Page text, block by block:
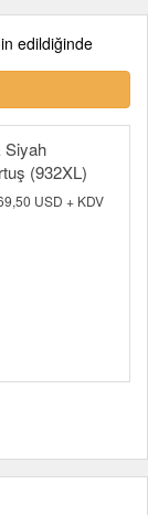
edildiğinde
Siyah
(932XL)
USD + KDV